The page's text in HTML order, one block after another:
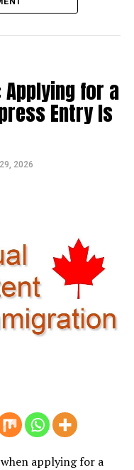
for a
Entry Is
2026
applying for a